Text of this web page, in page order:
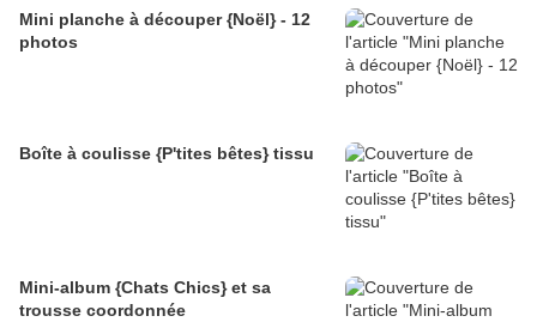
Mini planche à découper {Noël} - 12
photos
Boîte à coulisse {P'tites bêtes} tissu
Mini-album {Chats Chics} et sa
trousse coordonnée